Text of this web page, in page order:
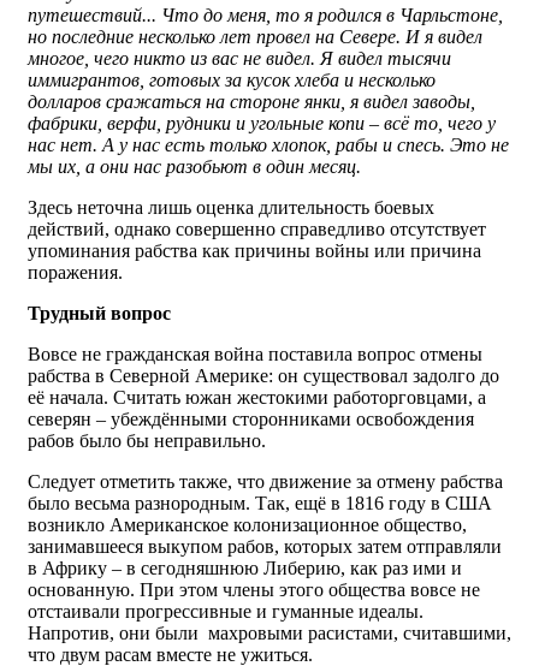
путешествий... Что до меня, то я родился в Чарльстоне,
но последние несколько лет провел на Севере. И я видел
многое, чего никто из вас не видел. Я видел тысячи
иммигрантов, готовых за кусок хлеба и несколько
долларов сражаться на стороне янки, я видел заводы,
фабрики, верфи, рудники и угольные копи – всё то, чего у
нас нет. А у нас есть только хлопок, рабы и спесь. Это не
мы их, а они нас разобьют в один месяц.
Здесь неточна лишь оценка длительность боевых
действий, однако совершенно справедливо отсутствует
упоминания рабства как причины войны или причина
поражения.
Трудный вопрос
Вовсе не гражданская война поставила вопрос отмены
рабства в Северной Америке: он существовал задолго до
её начала. Считать южан жестокими работорговцами, а
северян – убеждёнными сторонниками освобождения
рабов было бы неправильно.
Следует отметить также, что движение за отмену рабства
было весьма разнородным. Так, ещё в 1816 году в США
возникло Американское колонизационное общество,
занимавшееся выкупом рабов, которых затем отправляли
в Африку – в сегодняшнюю Либерию, как раз ими и
основанную. При этом члены этого общества вовсе не
отстаивали прогрессивные и гуманные идеалы.
Напротив, они были махровыми расистами, считавшими,
что двум расам вместе не ужиться.